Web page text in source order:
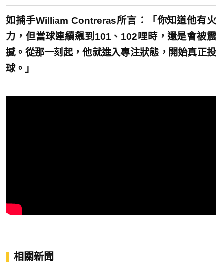
如捕手William Contreras所言：「你知道他有火
力，但當球連續飆到101、102哩時，還是會被震
撼。從那一刻起，他就進入專注狀態，開始真正投
球。」
相關新聞